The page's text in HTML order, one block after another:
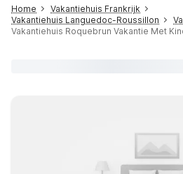
Home
Vakantiehuis Frankrijk
Vakantiehuis Languedoc-Roussillon
Vakantiehuis Roquebrun Vakantie Met